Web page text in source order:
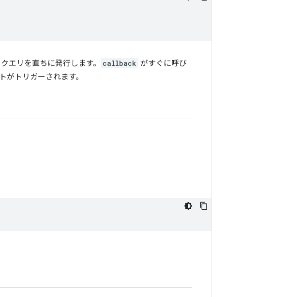
エリを直ちに発行します。 callback がすぐに呼び
トリガーされます。